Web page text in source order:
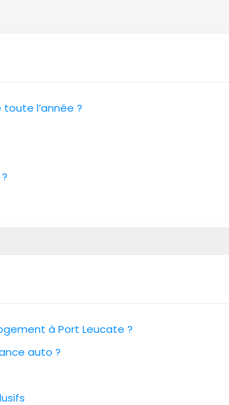
l’année ?
à Port Leucate ?
auto ?